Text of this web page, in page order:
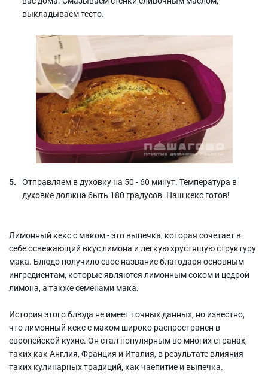
выкладываем тесто.
Отправляем в духовку на 50 - 60 минут. Температура в
духовке должна быть 180 градусов. Наш кекс готов!
Лимонный кекс с маком - это выпечка, которая сочетает в
себе освежающий вкус лимона и легкую хрустящую структуру
мака. Блюдо получило свое название благодаря основным
ингредиентам, которые являются лимонным соком и цедрой
лимона, а также семенами мака.
История этого блюда не имеет точных данных, но известно,
что лимонный кекс с маком широко распространен в
европейской кухне. Он стал популярным во многих странах,
таких как Англия, Франция и Италия, в результате влияния
таких кулинарных традиций, как чаепитие и выпечка.